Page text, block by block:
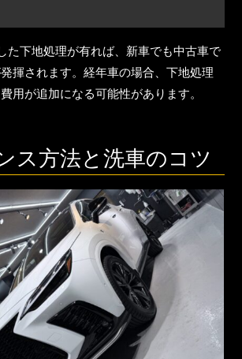
た下地処理が有れば、新車でも中古車で
揮されます。経年車の場合、下地処理
用が追加になる可能性があります。
ス方法と洗車のコツ